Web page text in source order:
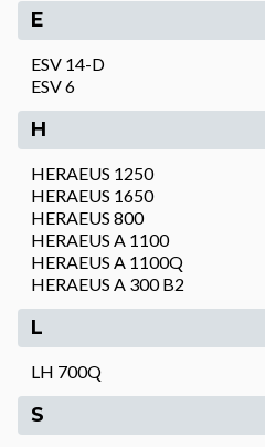
E
ESV 14-D
ESV 6
H
HERAEUS 1250
HERAEUS 1650
HERAEUS 800
HERAEUS A 1100
HERAEUS A 1100Q
HERAEUS A 300 B2
L
LH 700Q
S